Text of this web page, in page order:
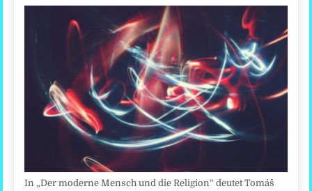
In „Der moderne Mensch und die Religion“ deutet Tomáš